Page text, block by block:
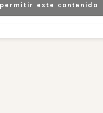
permitir este contenido